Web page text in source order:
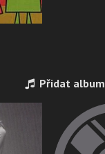
Přidat album